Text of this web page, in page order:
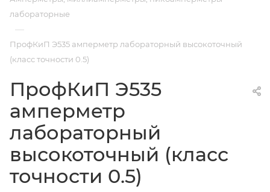
лабораторные
—
ПрофКиП Э535 амперметр лабораторный высокоточный
(класс точности 0.5)
ПрофКиП Э535
амперметр
лабораторный
высокоточный (класс
точности 0.5)